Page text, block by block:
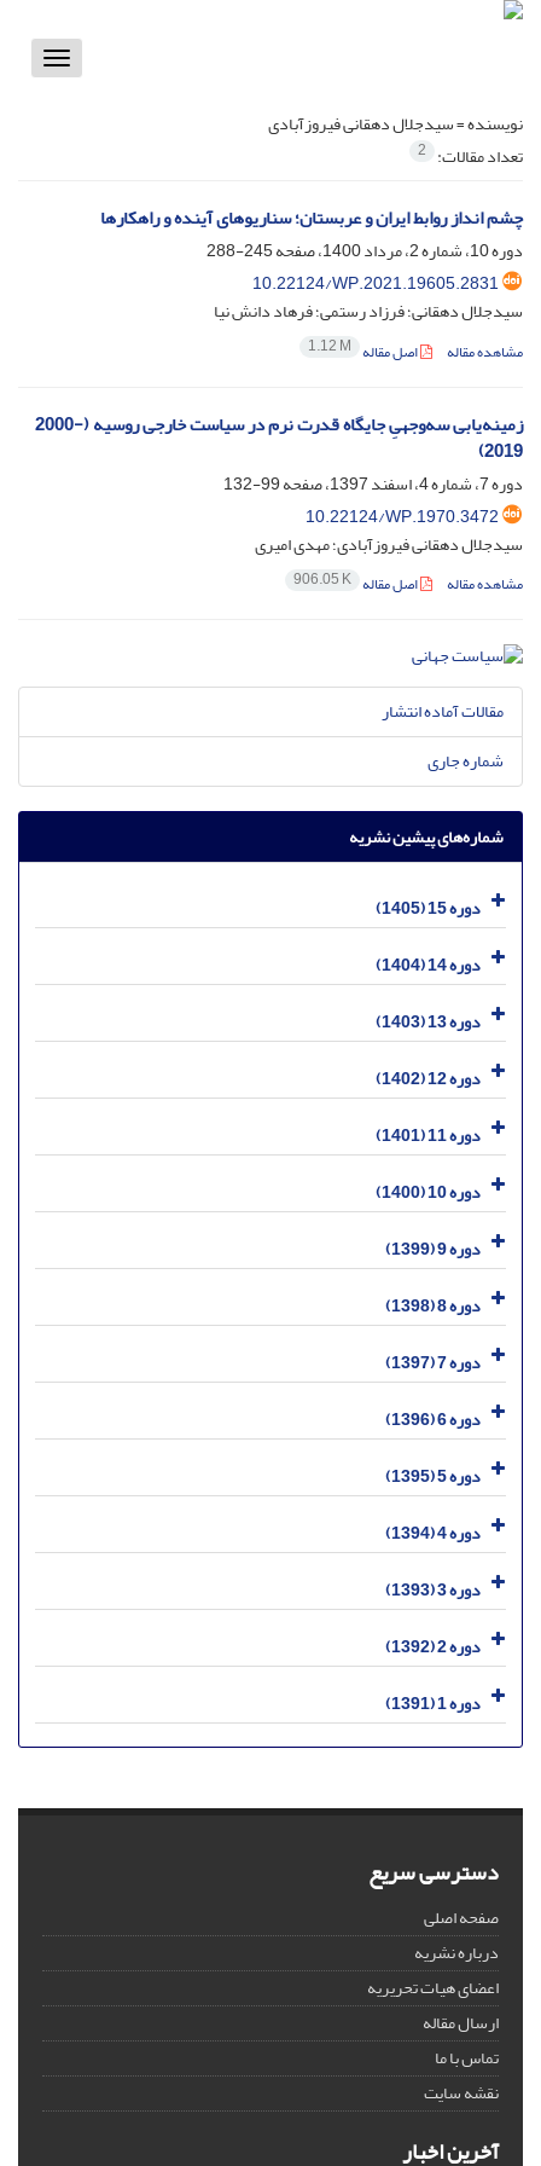
Toggle
نویسنده =سیدجلال دهقانی فیروزآبادی
تعداد مقالات: 2
چشم انداز روابط ایران و عربستان؛ سناریوهای آینده و راهکارها
دوره 10، شماره 2، مرداد 1400، صفحه
245-288
10.22124/WP.2021.19605.2831
سیدجلال دهقانی؛ فرزاد رستمی؛ فرهاد دانش نیا
مشاهده مقاله اصل مقاله 1.12 M
زمینه‌یابی سه‌وجهیِ جایگاه قدرت نرم در سیاست خارجی روسیه ‏(2000-
2019)‏
دوره 7، شماره 4، اسفند 1397، صفحه
99-132
10.22124/WP.1970.3472
سیدجلال دهقانی فیروزآبادی؛ مهدی امیری
مشاهده مقاله اصل مقاله 906.05 K
مقالات آماده انتشار
شماره جاری
شماره‌های پیشین نشریه
دوره 15 (1405)
دوره 14 (1404)
دوره 13 (1403)
دوره 12 (1402)
دوره 11 (1401)
دوره 10 (1400)
دوره 9 (1399)
دوره 8 (1398)
دوره 7 (1397)
دوره 6 (1396)
دوره 5 (1395)
دوره 4 (1394)
دوره 3 (1393)
دوره 2 (1392)
دوره 1 (1391)
دسترسی سریع
صفحه اصلی
درباره نشریه
اعضای هیات تحریریه
ارسال مقاله
تماس با ما
نقشه سایت
آخرین اخبار